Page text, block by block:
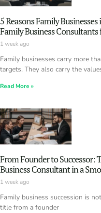
5 Reasons Family
Family Business
1 week ago
Family businesses carry more
targets. They also carry the
Read More »
From Founder to Successor:
Business Consultant in a
1 week ago
Family business succession is
title from a founder